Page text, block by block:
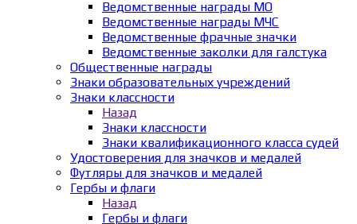
Ведомственные награды МО
Ведомственные награды МЧС
Ведомственные фрачные значки
Ведомственные заколки для галстука
Общественные награды
Знаки образовательных учреждений
Знаки классности
Назад
Знаки классности
Знаки квалификационного класса судей
Удостоверения для значков и медалей
Футляры для значков и медалей
Гербы и флаги
Назад
Гербы и флаги